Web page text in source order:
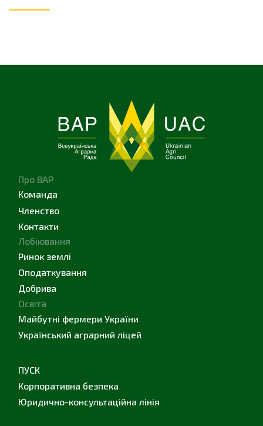
Про ВАР
Команда
Членство
Контакти
Лобіювання
Ринок землі
Оподаткування
Добрива
Освіта
Майбутні фермери України
Український аграрний ліцей
ПУСК
Корпоративна безпека
Юридично-консультаційна лінія